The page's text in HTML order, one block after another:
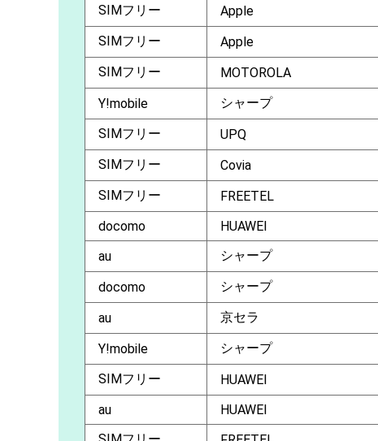
SIMフリー
Apple
SIMフリー
Apple
SIMフリー
MOTOROLA
Y!mobile
シャープ
SIMフリー
UPQ
SIMフリー
Covia
SIMフリー
FREETEL
docomo
HUAWEI
au
シャープ
docomo
シャープ
au
京セラ
Y!mobile
シャープ
SIMフリー
HUAWEI
au
HUAWEI